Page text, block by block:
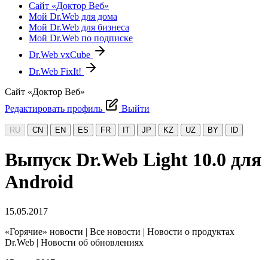
Сайт «Доктор Веб»
Мой Dr.Web для дома
Мой Dr.Web для бизнеса
Мой Dr.Web по подписке
Dr.Web vxCube
Dr.Web FixIt!
Сайт «Доктор Веб»
Редактировать профиль
Выйти
RU CN EN ES FR IT JP KZ UZ BY ID
Выпуск Dr.Web Light 10.0 для
Android
15.05.2017
«Горячие» новости | Все новости | Новости о продуктах
Dr.Web | Новости об обновлениях